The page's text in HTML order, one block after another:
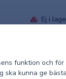
funktion och
ska kunna ge
Ej i
1002-